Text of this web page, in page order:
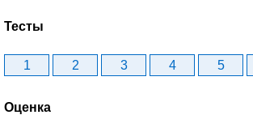
Тесты
1 2 3 4 5
Оценка